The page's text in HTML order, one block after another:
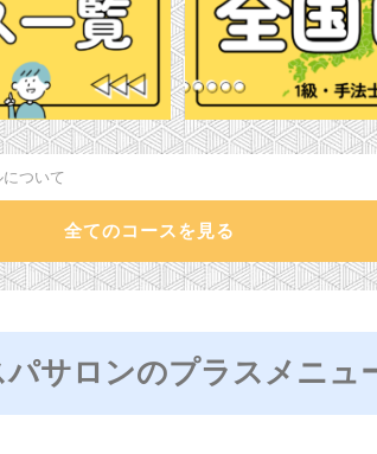
ついて
全てのコースを見る
サロンのプラスメニュ